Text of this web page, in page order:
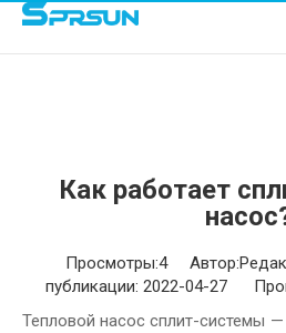
Как работает
Просмотры:4
публикации: 2022-04-27
Тепловой насос сплит-системы —